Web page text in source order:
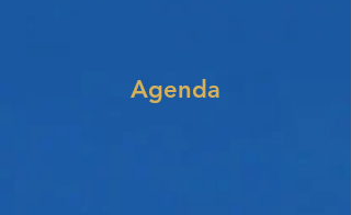
Agenda